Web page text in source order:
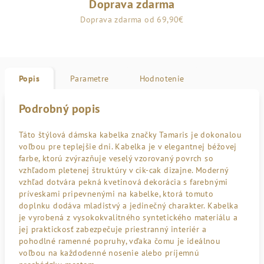
Doprava zdarma
Doprava zdarma od 69,90€
Popis Parametre Hodnotenie
Podrobný popis
Táto štýlová dámska kabelka značky Tamaris je dokonalou
voľbou pre teplejšie dni. Kabelka je v elegantnej béžovej
farbe, ktorú zvýrazňuje veselý vzorovaný povrch so
vzhľadom pletenej štruktúry v cik-cak dizajne. Moderný
vzhľad dotvára pekná kvetinová dekorácia s farebnými
príveskami pripevnenými na kabelke, ktorá tomuto
doplnku dodáva mladistvý a jedinečný charakter. Kabelka
je vyrobená z vysokokvalitného syntetického materiálu a
jej praktickosť zabezpečuje priestranný interiér a
pohodlné ramenné popruhy, vďaka čomu je ideálnou
voľbou na každodenné nosenie alebo príjemnú